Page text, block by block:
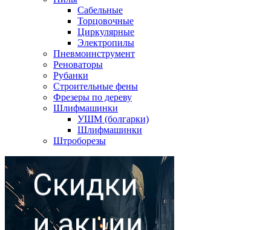
Сабельные
Торцовочные
Циркулярные
Электропилы
Пневмоинструмент
Реноваторы
Рубанки
Строительные фены
Фрезеры по дереву
Шлифмашинки
УШМ (болгарки)
Шлифмашинки
Штроборезы